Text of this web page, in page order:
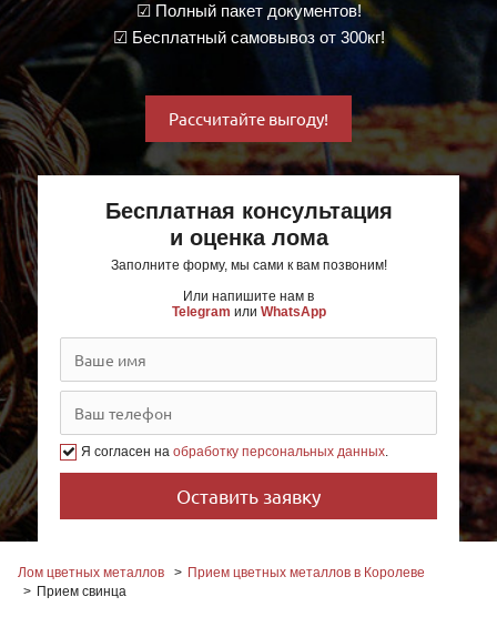
☑ Полный пакет документов!
☑ Бесплатный самовывоз от 300кг!
Рассчитайте выгоду!
Бесплатная консультация
и оценка лома
Заполните форму, мы сами к вам позвоним!
Или напишите нам в
Telegram или WhatsApp
Я согласен на обработку персональных данных.
Лом цветных металлов
Прием цветных металлов в Королеве
Прием свинца